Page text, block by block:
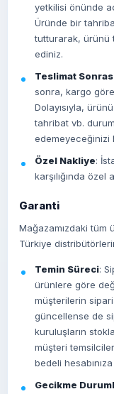
yetkilisi önünde
Üründe bir
tutturarak, ürünü
ediniz.
Teslimat
sonra, kargo
Dolayısıyla,
tahribat vb.
edemeyeceğinizi
Özel Nakliye:
karşılığında
Garanti
Mağazamızdaki tüm
Türkiye
Temin Süreci:
ürünlere göre
müşterilerin
güncellense de
kuruluşların
müşteri
bedeli
Gecikme